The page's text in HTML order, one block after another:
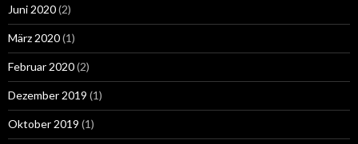
Juni 2020(2)
März 2020(1)
Februar 2020(2)
Dezember 2019 (1)
Oktober 2019 (1)